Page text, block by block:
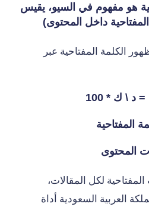
هو مفهوم في السيو، يقيس
داخل المحتوى)
الكلمة المفتاحية عبر
د \ ك * 100
المفتاحية
المحتوى
لكل المقالات،
العربية السعودية أداة